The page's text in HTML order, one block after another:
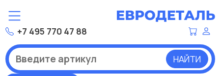
+7 495 770 47 88
НАЙТИ